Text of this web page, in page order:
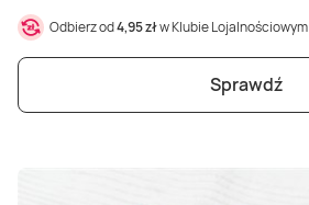
Odbierz od4,95 złw Klubie Lojalnościowym
Sprawdź